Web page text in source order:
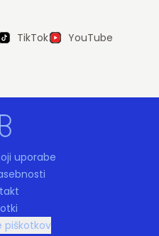
TikTok
YouTube
uporabe
piškotkov